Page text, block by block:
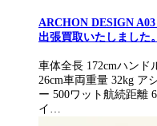
ARCHON DESIGN
出張買取いたしました。
車体全長 172cmハンド
26cm車両重量 32kg ア
ー 500ワット航続距離
イ…